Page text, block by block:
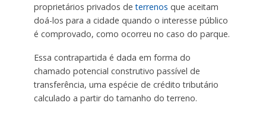
proprietários privados deterrenos que aceitam
doá-los para a cidade quando o interesse público
é comprovado, como ocorreu no caso do parque.
Essa contrapartida é dada em forma do
chamado potencial construtivo passível de
transferência, uma espécie de crédito tributário
calculado a partir do tamanho do terreno.